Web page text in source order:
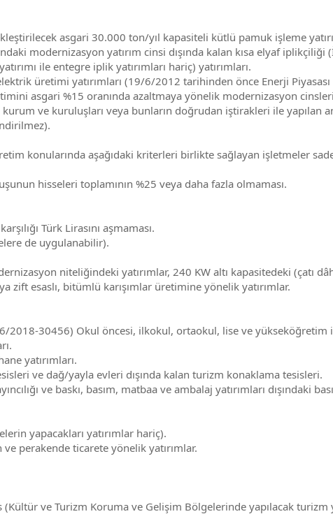
asgari 30.000 ton/yıl kapasiteli kütlü pamuk işleme
modernizasyon yatırım cinsi dışında kalan kısa elyaf iplikçiliği
ile entegre iplik yatırımları hariç) yatırımları.
üretimi yatırımları (19/6/2012 tarihinden önce Enerji
asgari %15 oranında azaltmaya yönelik modernizasyon
ve kuruluşları veya bunların doğrudan iştirakleri ile yapılan
konularında aşağıdaki kriterleri birlikte sağlayan işletmeler
hisseleri toplamının %25 veya daha fazla olmaması.
Türk Lirasını aşmaması.
de uygulanabilir).
niteliğindeki yatırımlar, 240 KW altı kapasitedeki (çatı
esaslı, bitümlü karışımlar üretimine yönelik yatırımlar.
30456) Okul öncesi, ilkokul, ortaokul, lise ve yükseköğretim
yatırımları.
ve dağ/yayla evleri dışında kalan turizm konaklama tesisleri.
ve baskı, basım, matbaa ve ambalaj yatırımları dışındaki
yapacakları yatırımlar hariç).
perakende ticarete yönelik yatırımlar.
ve Turizm Koruma ve Gelişim Bölgelerinde yapılacak turizm